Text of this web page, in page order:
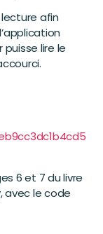
afin
lire le
6 et 7 du livre
avec le code